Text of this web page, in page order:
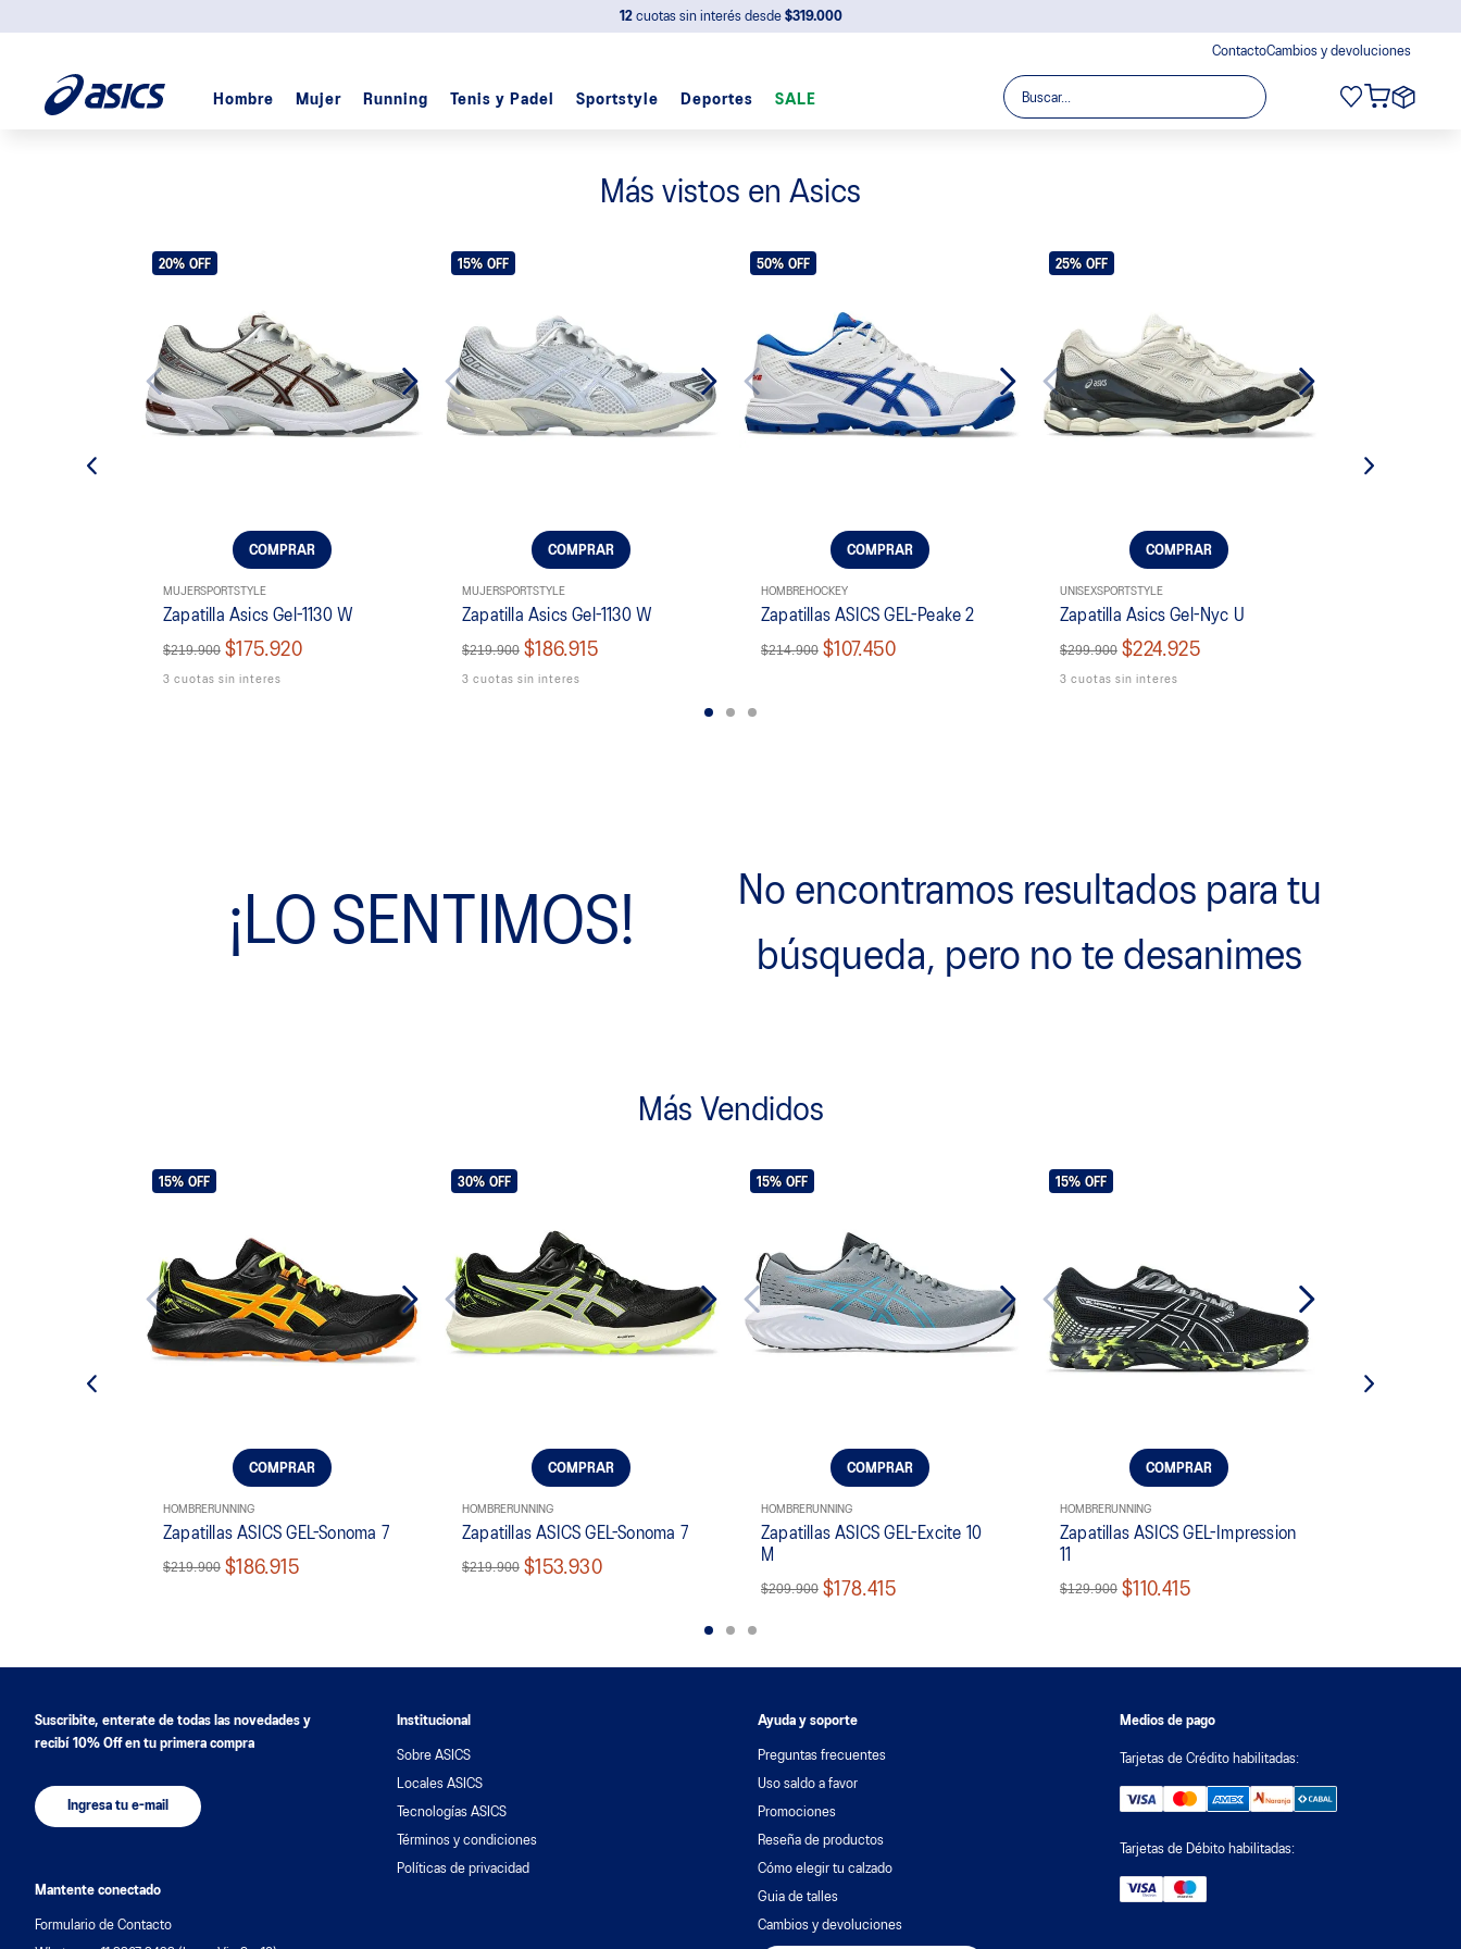
12cuotas sin interés desde $319.000
ContactoCambios y devoluciones
Hombre Mujer Running Tenis y Padel Sportstyle Deportes SALE
Buscar...
Más vistos en Asics
COMPRAR
MUJERSPORTSTYLE
Zapatilla Asics Gel-1130 W
$219.900 $175.920
20% OFF
3 cuotas sin interes
COMPRAR
MUJERSPORTSTYLE
Zapatilla Asics Gel-1130 W
$219.900 $186.915
15% OFF
3 cuotas sin interes
COMPRAR
HOMBREHOCKEY
Zapatillas ASICS GEL-Peake 2
$214.900 $107.450
50% OFF
COMPRAR
UNISEXSPORTSTYLE
Zapatilla Asics Gel-Nyc U
$299.900 $224.925
25% OFF
3 cuotas sin interes
¡LO SENTIMOS!
No encontramos resultados para tu
búsqueda, pero no te desanimes
Más Vendidos
COMPRAR
HOMBRE RUNNING
Zapatillas ASICS GEL-Sonoma 7
$219.900 $186.915
15% OFF
COMPRAR
HOMBRE RUNNING
Zapatillas ASICS GEL-Sonoma 7
$219.900 $153.930
30% OFF
COMPRAR
HOMBRE RUNNING
Zapatillas ASICS GEL-Excite 10
M
$209.900 $178.415
15% OFF
COMPRAR
HOMBRE RUNNING
Zapatillas ASICS GEL-Impression
$129.900 $110.415
15% OFF
Suscribite, enterate de todas las novedades y
recibí 10% Off en tu primera compra
Ingresa tu e-mail
Mantente conectado
Formulario de Contacto
Institucional
Sobre ASICS
Locales ASICS
Tecnologías ASICS
Términos y condiciones
Políticas de privacidad
Ayuda y soporte
Preguntas frecuentes
Uso saldo a favor
Promociones
Reseña de productos
Cómo elegir tu calzado
Guia de talles
Cambios y devoluciones
Medios de pago
Tarjetas de Crédito habilitadas:
Tarjetas de Débito habilitadas: